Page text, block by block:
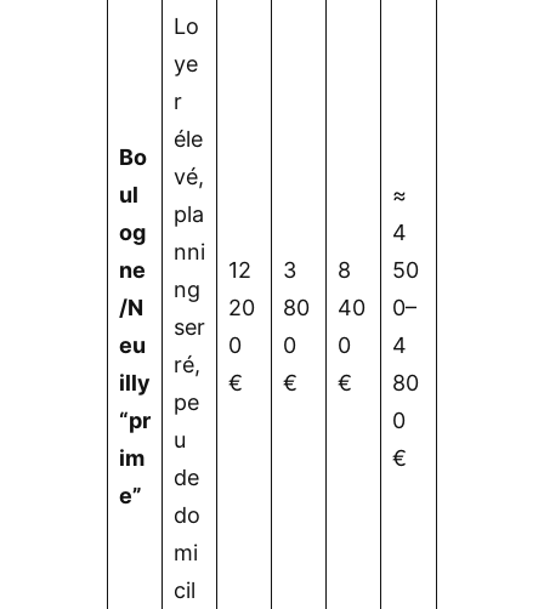
Bo
ul
og
ne
/N
eu
illy
“pr
im
e”
Lo
ye
r
éle
vé,
pla
nni
ng
ser
ré,
pe
u
de
do
mi
cil
12
20
0
€
3
80
0
€
8
40
0
€
≈
4
50
0–
4
80
0
€